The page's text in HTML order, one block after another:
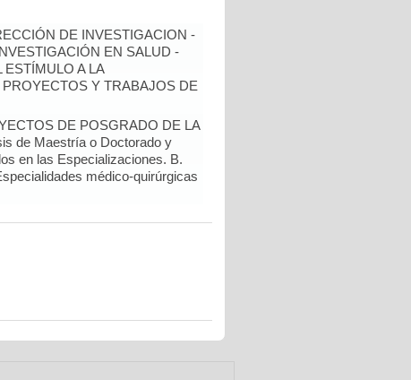
DE INVESTIGACION -
EN SALUD -
ESTÍMULO A LA
Y TRABAJOS DE
DE POSGRADO DE LA
de Maestría o Doctorado y
en las Especializaciones. B.
médico-quirúrgicas